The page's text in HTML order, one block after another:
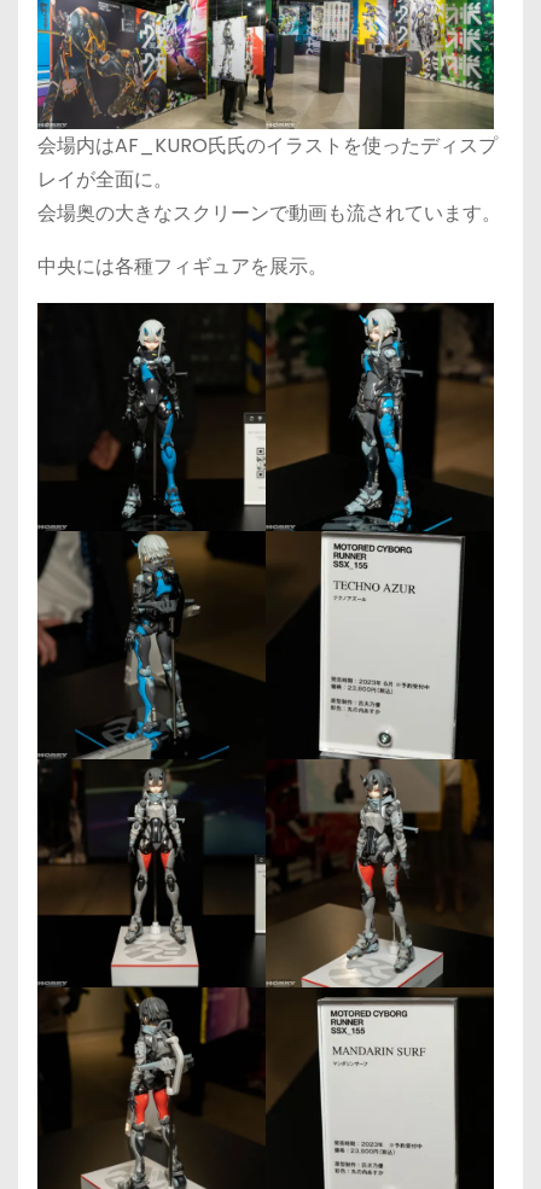
会場内はAF_KURO氏氏のイラストを使ったディスプ
レイが全面に。
会場奥の大きなスクリーンで動画も流されています。
中央には各種フィギュアを展示。